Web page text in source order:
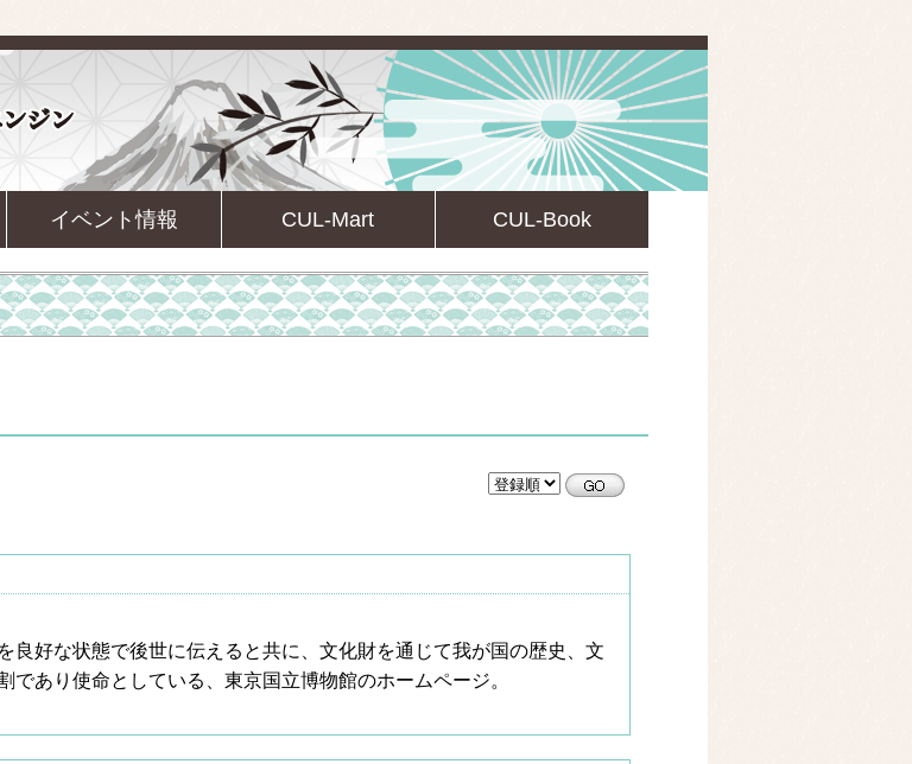
イベント情報 CUL-Mart CUL-Book
良好な状態で後世に伝えると共に、文化財を通じて我が国の歴史、文
あり使命としている、東京国立博物館のホームページ。